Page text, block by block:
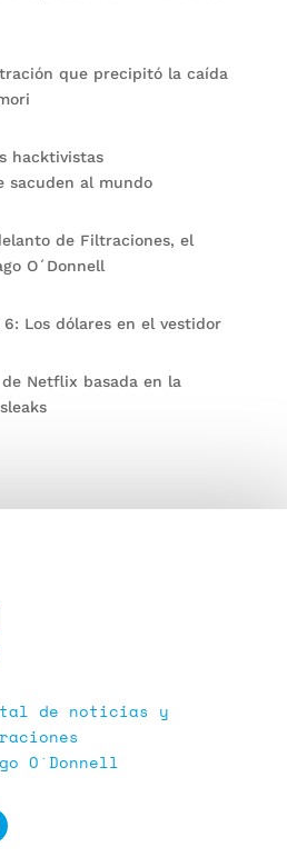
que precipitó la caída
hacktivistas
sacuden al mundo
de Filtraciones, el
O´Donnell
Los dólares en el vestidor
Netflix basada en la
de noticias y
O´Donnell